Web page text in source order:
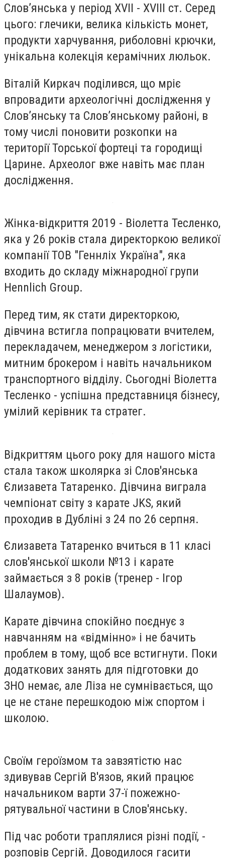
Слов’янська у період XVII - XVIII ст. Серед
цього: глечики, велика кількість монет,
продукти харчування, риболовні крючки,
унікальна колекція керамічних люльок.
Віталій Киркач поділився, що мріє
впровадити археологічні дослідження у
Слов’янську та Слов’янському районі, в
тому числі поновити розкопки на
території Торської фортеці та городищі
Царине. Археолог вже навіть має план
дослідження.
Жінка-відкриття 2019 - Віолетта Тесленко,
яка у 26 років стала директоркою великої
компанії ТОВ "Геннліх Україна", яка
входить до складу міжнародної групи
Hennlich Group.
Перед тим, як стати директоркою,
дівчина встигла попрацювати вчителем,
перекладачем, менеджером з логістики,
митним брокером і навіть начальником
транспортного відділу. Сьогодні Віолетта
Тесленко - успішна представниця бізнесу,
умілий керівник та стратег.
Відкриттям цього року для нашого міста
стала також школярка зі Слов'янська
Єлизавета Татаренко. Дівчина виграла
чемпіонат світу з карате JKS, який
проходив в Дубліні з 24 по 26 серпня.
Єлизавета Татаренко вчиться в 11 класі
слов'янської школи №13 і карате
займається з 8 років (тренер - Ігор
Шалаумов).
Карате дівчина спокійно поєднує з
навчанням на «відмінно» і не бачить
проблем в тому, щоб все встигнути. Поки
додаткових занять для підготовки до
ЗНО немає, але Ліза не сумнівається, що
це не стане перешкодою між спортом і
школою.
Своїм героїзмом та завзятістю нас
здивував Сергій В'язов, який працює
начальником варти 37-ї пожежно-
рятувальної частини в Слов'янську.
Під час роботи траплялися різні події, -
розповів Сергій. Доводилося гасити